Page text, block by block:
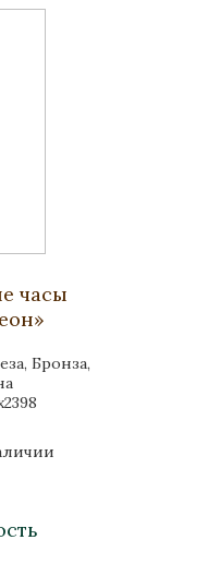
часы
Бронза,